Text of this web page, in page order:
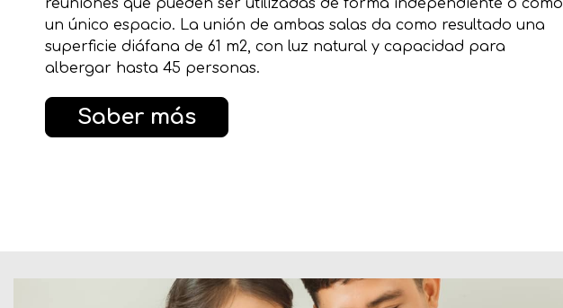
un único espacio. La unión de ambas salas da como resultado una
superficie diáfana de 61 m2, con luz natural y capacidad para
albergar hasta 45 personas.
Saber más